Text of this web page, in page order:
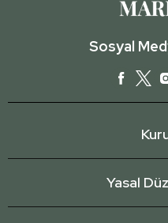
Sosyal
Yasal